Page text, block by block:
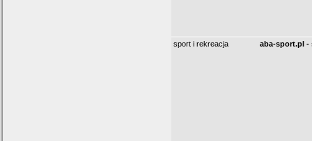
sport i rekreacja aba-sport.pl -